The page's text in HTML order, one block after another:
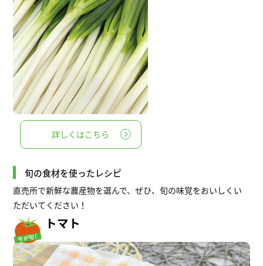
詳しくはこちら
旬の食材を使ったレシピ
直売所で新鮮な農産物を選んで、ぜひ、旬の味覚をおいしくい
ただいてください！
トマト